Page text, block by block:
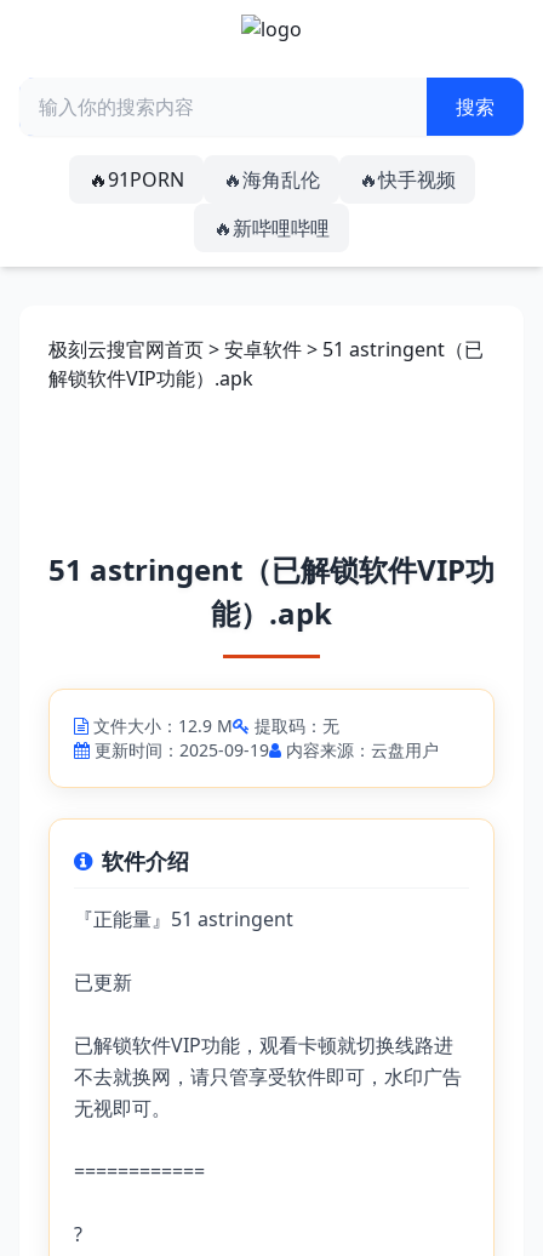
🔥91PORN 🔥海角乱伦
🔥快手视频
🔥新哔哩哔哩
极刻云搜官网首页>安卓软件> 51 astringent（已
解锁软件VIP功能）.apk
51 astringent（已解锁软件VIP功
能）.apk
文件大小：12.9 M
提取码：无
更新时间：2025-09-19
内容来源：云盘用户
软件介绍
『正能量』51 astringent
已更新
已解锁软件VIP功能，观看卡顿就切换线路进
不去就换网，请只管享受软件即可，水印广告
无视即可。
============
?